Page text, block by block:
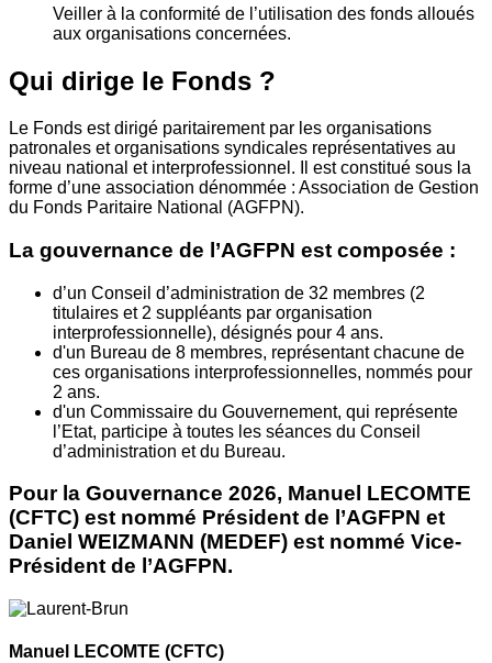
Veiller à la conformité de l’utilisation des fonds alloués
aux organisations concernées.
Qui dirige le Fonds ?
Le Fonds est dirigé paritairement par les organisations
patronales et organisations syndicales représentatives au
niveau national et interprofessionnel. Il est constitué sous la
forme d’une association dénommée : Association de Gestion
du Fonds Paritaire National (AGFPN).
La gouvernance de l’AGFPN est composée :
d’un Conseil d’administration de 32 membres (2
titulaires et 2 suppléants par organisation
interprofessionnelle), désignés pour 4 ans.
d'un Bureau de 8 membres, représentant chacune de
ces organisations interprofessionnelles, nommés pour
2 ans.
d'un Commissaire du Gouvernement, qui représente
l’Etat, participe à toutes les séances du Conseil
d’administration et du Bureau.
Pour la Gouvernance 2026, Manuel LECOMTE
(CFTC) est nommé Président de l’AGFPN et
Daniel WEIZMANN (MEDEF) est nommé Vice-
Président de l’AGFPN.
Manuel LECOMTE (CFTC)